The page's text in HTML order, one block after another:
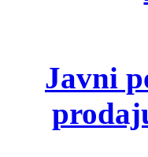
Javni